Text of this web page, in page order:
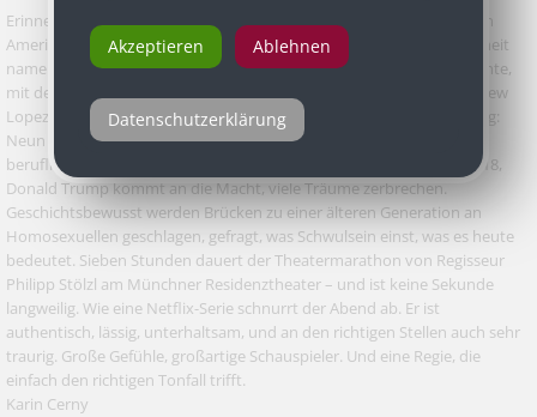
Erinnert sich noch jemand an Tony Kushners Theaterstück „Angels in
America“? 1991 uraufgeführt erzählte es vom Ausbruch einer Krankheit
namens AIDS, und wie eine schwule New Yorker Community versuchte,
mit dem Neoliberalismus der Reagan-Ära zurechtzukommen. Matthew
Lopez' gefeiertes Stück „Das Vermächtnis“ ist eine Art Fortschreibung:
Neun schwule junge Männer suchen nach Liebe, Freundschaft und
beruflicher Anerkennung. Das Stück spielt in den Jahren 2015 bis 2018,
Donald Trump kommt an die Macht, viele Träume zerbrechen.
Geschichtsbewusst werden Brücken zu einer älteren Generation an
Homosexuellen geschlagen, gefragt, was Schwulsein einst, was es heute
bedeutet. Sieben Stunden dauert der Theatermarathon von Regisseur
Philipp Stölzl am Münchner Residenztheater – und ist keine Sekunde
langweilig. Wie eine Netflix-Serie schnurrt der Abend ab. Er ist
authentisch, lässig, unterhaltsam, und an den richtigen Stellen auch sehr
traurig. Große Gefühle, großartige Schauspieler. Und eine Regie, die
einfach den richtigen Tonfall trifft.
Karin Cerny
Akzeptieren Ablehnen
Datenschutzerklärung